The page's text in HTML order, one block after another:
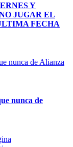
Y
JUGAR EL
FECHA
nunca de